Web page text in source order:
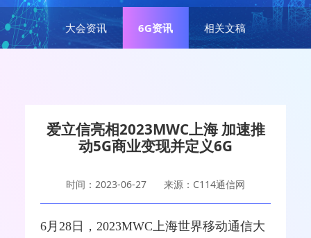
大会资讯 6G资讯 相关文稿
爱立信亮相2023MWC上海 加速推
动5G商业变现并定义6G
时间：2023-06-27 来源：C114通信网
6月28日，2023MWC上海世界移动通信大